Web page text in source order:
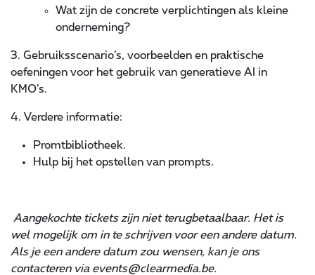
Wat zijn de concrete verplichtingen als kleine
onderneming?
3. Gebruiksscenario’s, voorbeelden en praktische
oefeningen voor het gebruik van generatieve AI in
KMO’s.
4. Verdere informatie:
Promtbibliotheek.
Hulp bij het opstellen van prompts.
Aangekochte tickets zijn niet terugbetaalbaar. Het is
wel mogelijk om in te schrijven voor een andere datum.
Als je een andere datum zou wensen, kan je ons
contacteren via events@clearmedia.be.